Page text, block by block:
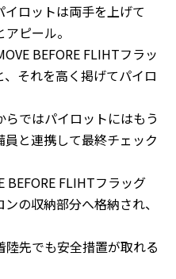
ロットは両手を上げて
ピール。
BEFORE FLIHTフラッ
それを高く掲げてパイロ
ではパイロットにはもう
と連携して最終チェック
BEFORE FLIHTフラッグ
の収納部分へ格納され、
先でも安全措置が取れる